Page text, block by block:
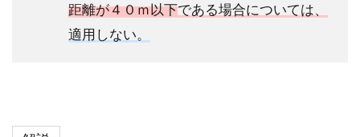
距離が４０ｍ以下である場合については、
適用しない。